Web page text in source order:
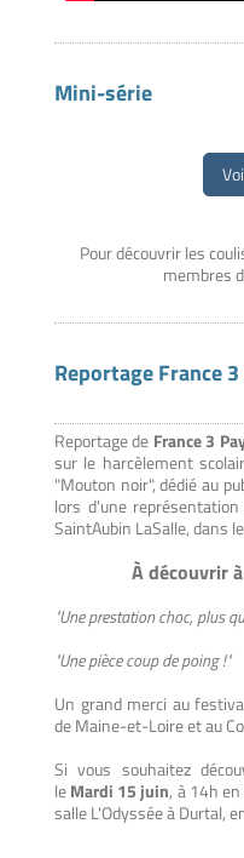
Mini-série
Pour découvrir les
membres
Reportage France
Reportage de France 3
sur le harcèlement
"Mouton noir", dédié au
lors d'une
SaintAubin LaSalle, dans
À découvrir
"Une prestation choc, plus
"Une pièce coup de poing !"
Un grand merci au
de Maine-et-Loire et au
Si vous souhaitez
leMardi 15 juin, à 14h
salle L'Odyssée à Durtal,